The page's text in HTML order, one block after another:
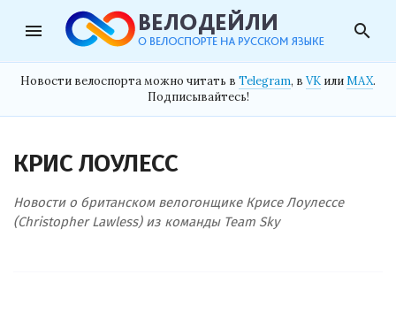
menu search
Новости велоспорта можно читать в Telegram, в VK илиMAX.
Подписывайтесь!
КРИС ЛОУЛЕСС
Новости о британском велогонщике Крисе Лоулессе
(Christopher Lawless) из команды Team Sky